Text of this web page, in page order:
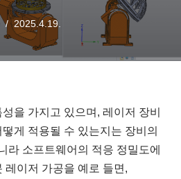
2025.4.19.
을 가지고 있으며, 레이저 장비
게 적용될 수 있는지는 장비의
라 소프트웨어의 적응 정밀도에
레이저 가공을 예로 들면,